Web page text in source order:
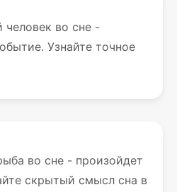
человек во сне -
Узнайте точное
во сне - произойдет
скрытый смысл сна в